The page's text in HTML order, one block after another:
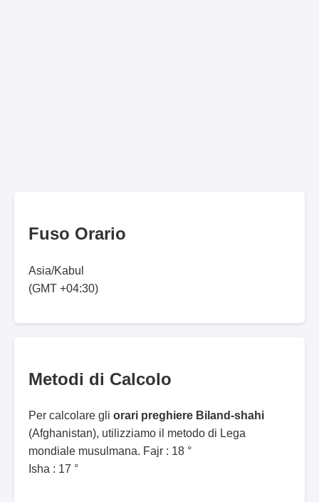
Fuso Orario
Asia/Kabul
(GMT +04:30)
Metodi di Calcolo
Per calcolare gli orari preghiere Biland-shahi
(Afghanistan), utilizziamo il metodo di Lega
mondiale musulmana. Fajr : 18 °
Isha : 17 °